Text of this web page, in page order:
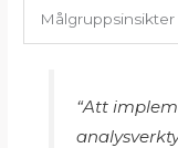
Målgruppsinsikter
“Att